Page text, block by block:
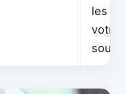
les
votre